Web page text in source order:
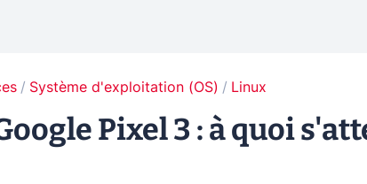
Système d'exploitation (OS) Linux
Pixel 3 : à quoi